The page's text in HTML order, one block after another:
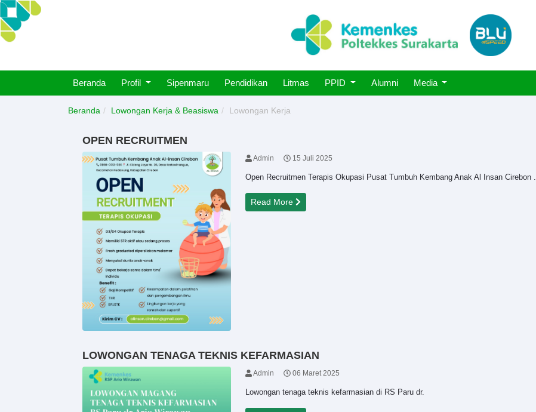
Beranda Profil Sipenmaru Pendidikan Litmas PPID Alumni Media
Beranda Lowongan Kerja & Beasiswa Lowongan Kerja
OPEN RECRUITMEN
Admin 15 Juli 2025
Open Recruitmen Terapis Okupasi Pusat Tumbuh Kembang Anak Al Insan Cirebon .
Read More
LOWONGAN TENAGA TEKNIS KEFARMASIAN
Admin 06 Maret 2025
Lowongan tenaga teknis kefarmasian di RS Paru dr.